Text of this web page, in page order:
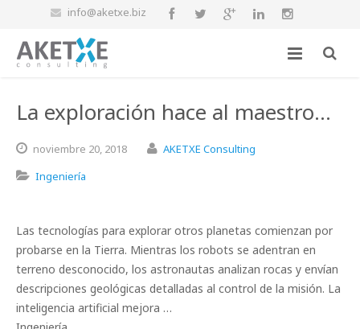
info@aketxe.biz
La exploración hace al maestro…
noviembre 20, 2018
AKETXE Consulting
Ingeniería
Las tecnologías para explorar otros planetas comienzan por
probarse en la Tierra. Mientras los robots se adentran en
terreno desconocido, los astronautas analizan rocas y envían
descripciones geológicas detalladas al control de la misión. La
inteligencia artificial mejora …